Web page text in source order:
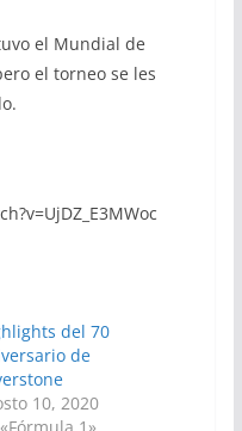
el Mundial de
el torneo se les
del 70
de
10, 2020